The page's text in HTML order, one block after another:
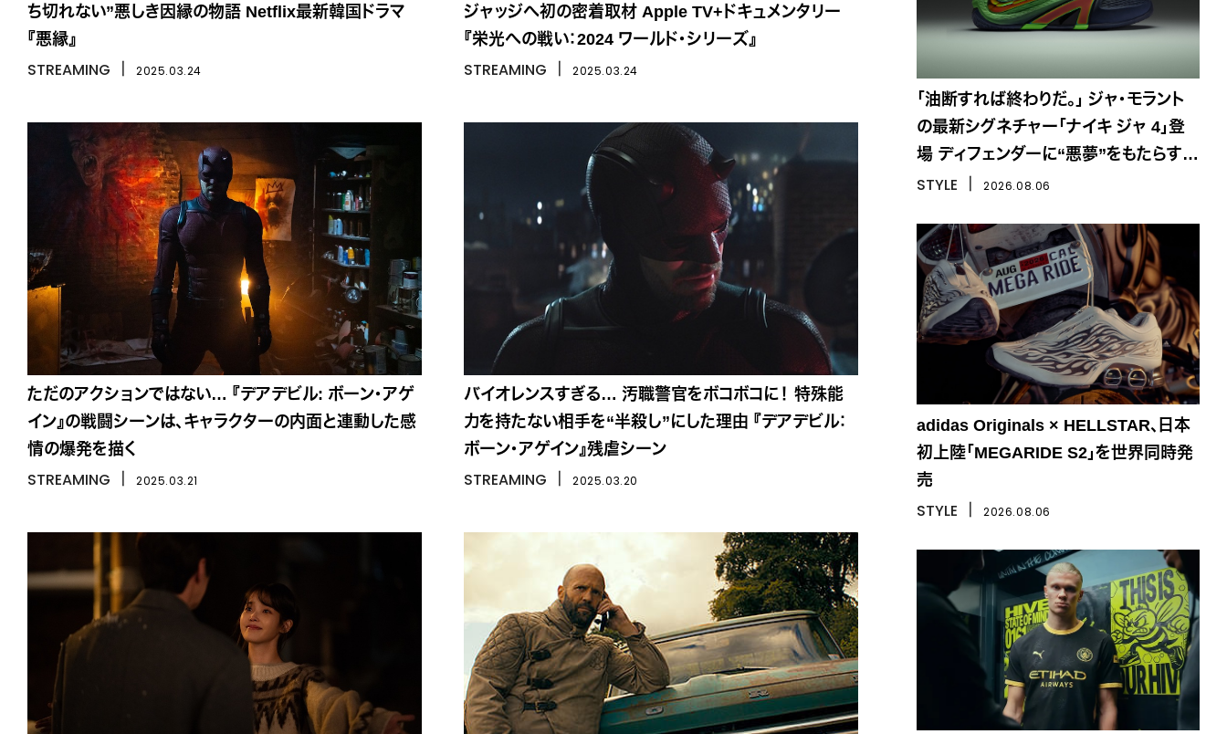
ち切れない”悪しき因縁の物語 Netflix最新韓国ドラマ
『悪縁』
STREAMING 2025.03.24
ジャッジへ初の密着取材 Apple TV+ドキュメンタリー
『栄光への戦い：2024 ワールド・シリーズ』
STREAMING 2025.03.24
ただのアクションではない… 『デアデビル: ボーン・アゲ
イン』の戦闘シーンは、キャラクターの内面と連動した感
情の爆発を描く
STREAMING 2025.03.21
バイオレンスすぎる… 汚職警官をボコボコに！ 特殊能
力を持たない相手を“半殺し”にした理由 『デアデビル：
ボーン・アゲイン』残虐シーン
STREAMING 2025.03.20
「油断すれば終わりだ。」 ジャ・モラント
の最新シグネチャー「ナイキ ジャ 4」登
場 ディフェンダーに“悪夢”をもたらす一
足
STYLE 2026.08.06
adidas Originals × HELLSTAR、日本
初上陸「MEGARIDE S2」を世界同時発
売
STYLE 2026.08.06